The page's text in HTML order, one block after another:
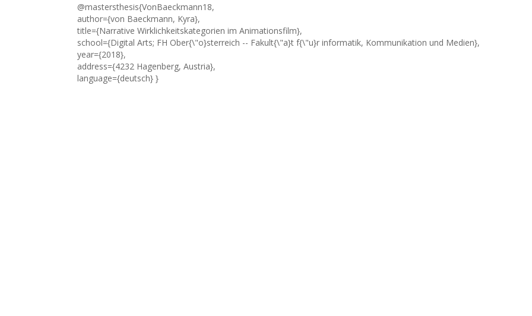
@mastersthesis{VonBaeckmann18,
author={von Baeckmann, Kyra},
title={Narrative Wirklichkeitskategorien im Animationsfilm},
school={Digital Arts; FH Ober{\"o}sterreich -- Fakult{\"a}t f{\"u}r informatik, Kommunikation und Medien},
year={2018},
address={4232 Hagenberg, Austria},
language={deutsch} }